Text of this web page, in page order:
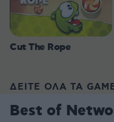
Cut The Rope
ΔΕΙΤΕ ΟΛΑ ΤΑ
Best of